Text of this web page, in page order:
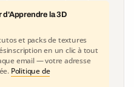
d'Apprendre la 3D
et packs de textures
en un clic à tout
email — votre adresse
Politique de